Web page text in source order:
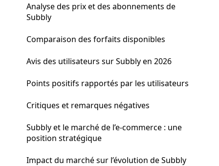
Analyse des prix et des abonnements de
Subbly
Comparaison des forfaits disponibles
Avis des utilisateurs sur Subbly en 2026
Points positifs rapportés par les utilisateurs
Critiques et remarques négatives
Subbly et le marché de l’e-commerce : une
position stratégique
Impact du marché sur l’évolution de Subbly